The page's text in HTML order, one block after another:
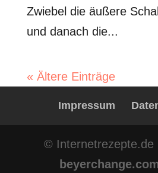
Zwiebel die äußere
und danach die...
« Ältere Einträge
Impressum
© Internetrezepte.de